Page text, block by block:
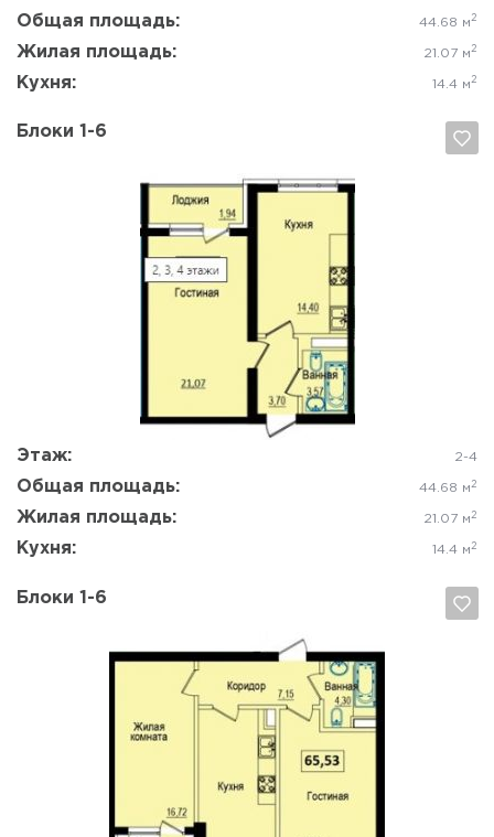
Общая площадь: 44.68 м 2
Жилая площадь: 21.07 м 2
Кухня: 14.4 м 2
Блоки 1-6
Этаж: 2-4
Общая площадь: 44.68 м 2
Жилая площадь: 21.07 м 2
Кухня: 14.4 м 2
Отмена
Блоки 1-6